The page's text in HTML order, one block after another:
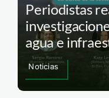
Periodistas
agua e
Noticias